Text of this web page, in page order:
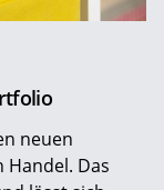
neuen
Handel. Das